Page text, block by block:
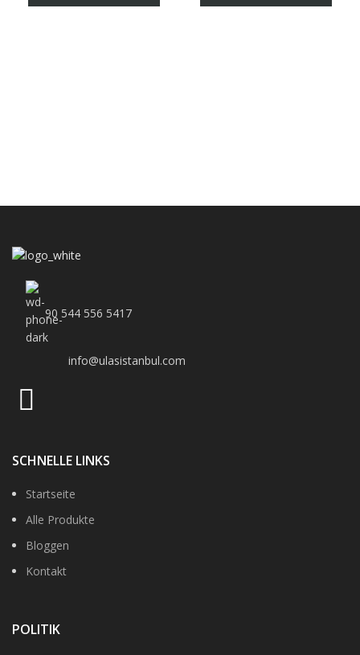
90 544 556 5417
info@ulasistanbul.com
SCHNELLE LINKS
Startseite
Alle Produkte
Bloggen
Kontakt
POLITIK